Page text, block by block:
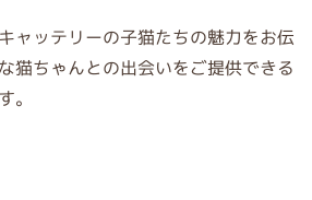
ャッテリーの子猫たちの魅力をお伝
猫ちゃんとの出会いをご提供できる
。